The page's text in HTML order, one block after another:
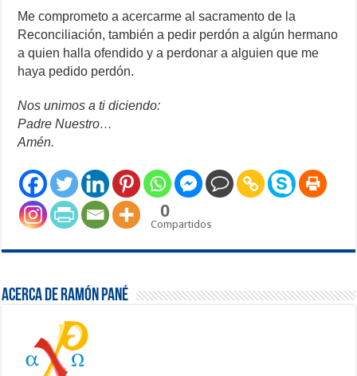
Me comprometo a acercarme al sacramento de la
Reconciliación, también a pedir perdón a algún hermano
a quien halla ofendido y a perdonar a alguien que me
haya pedido perdón.
Nos unimos a ti diciendo:
Padre Nuestro…
Amén.
0
Compartidos
Acerca de Ramón Pané